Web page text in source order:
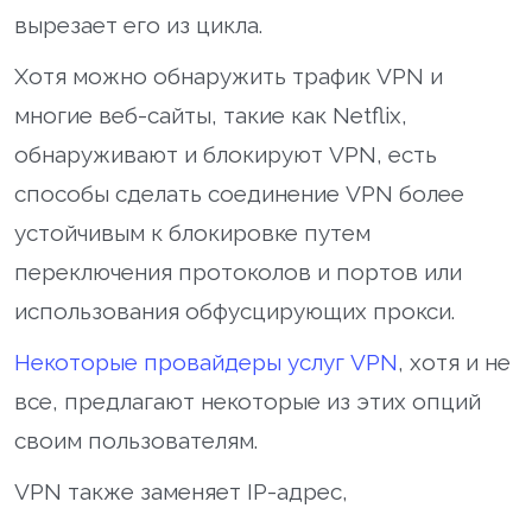
вырезает его из цикла.
Хотя можно обнаружить трафик VPN и
многие веб-сайты, такие как Netflix,
обнаруживают и блокируют VPN, есть
способы сделать соединение VPN более
устойчивым к блокировке путем
переключения протоколов и портов или
использования обфусцирующих прокси.
Некоторые провайдеры услуг VPN, хотя и не
все, предлагают некоторые из этих опций
своим пользователям.
VPN также заменяет IP-адрес,